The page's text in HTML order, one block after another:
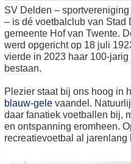
SV Delden –
– is dé voetbalclub van Stad
gemeente Hof van Twente.
werd opgericht op 18 juli
vierde in 2023 haar 100-jarig
bestaan.
Plezier staat bij ons hoog in
blauw-gele vaandel.
daar fanatiek voetballen bij,
en ontspanning eromheen.
recreatievoetbal al jarenlang